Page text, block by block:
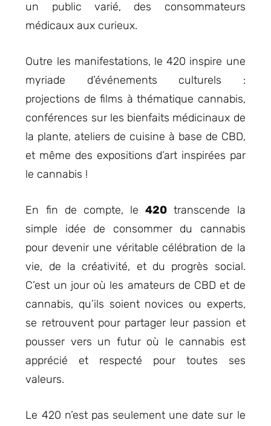
un public varié, des consommateurs
médicaux aux curieux.
Outre les manifestations, le 420 inspire une
myriade d’événements culturels :
projections de films à thématique cannabis,
conférences sur les bienfaits médicinaux de
la plante, ateliers de cuisine à base de CBD,
et même des expositions d’art inspirées par
le cannabis !
En fin de compte, le420 transcende la
simple idée de consommer du cannabis
pour devenir une véritable célébration de la
vie, de la créativité, et du progrès social.
C’est un jour où les amateurs de CBD et de
cannabis, qu’ils soient novices ou experts,
se retrouvent pour partager leur passion et
pousser vers un futur où le cannabis est
apprécié et respecté pour toutes ses
valeurs.
Le 420 n’est pas seulement une date sur le